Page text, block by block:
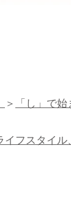
＞「し」で
イフスタイ